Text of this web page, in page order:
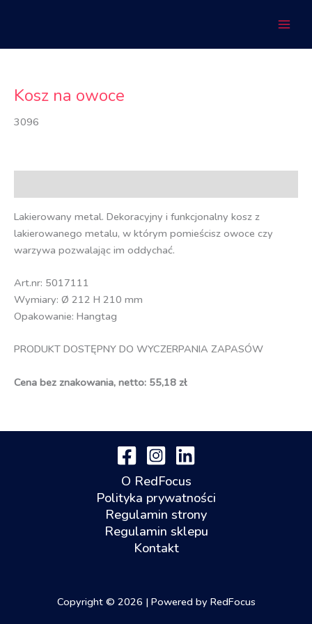
Kosz na owoce
3096
Lakierowany metal. Dekoracyjny i funkcjonalny kosz z
lakierowanego metalu, w którym pomieścisz owoce czy
warzywa pozwalając im oddychać.
Art.nr: 5017111
Wymiary: Ø 212 H 210 mm
Opakowanie: Hangtag
PRODUKT DOSTĘPNY DO WYCZERPANIA ZAPASÓW
Cena bez znakowania, netto: 55,18 zł
O RedFocus
Polityka prywatności
Regulamin strony
Regulamin sklepu
Kontakt
Copyright © 2026 | Powered by RedFocus